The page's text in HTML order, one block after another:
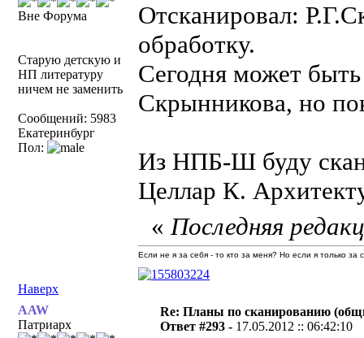
Вне Форума
Старую детскую и
НП литературу
ничем не заменить
Сообщений: 5983
Екатеринбург
Пол:
Отсканировал:
обработку.
Сегодня может быть
Скрынникова, но
Из НПБ-Ш буду
Целлар К.
Наверх
«Последняя
Если не я за себя - то кто за меня? Но если я только
AAW
Патриарх
Re: Планы по сканированию
Ответ #293 - 17.05.2012 :: 06:42:10